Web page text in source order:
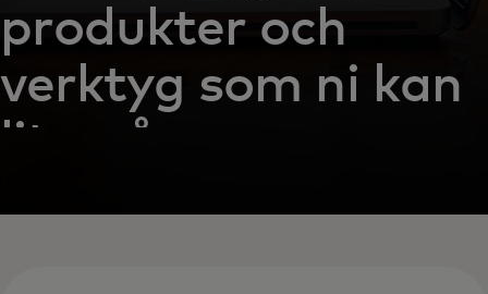
produkter och
verktyg som ni kan
lita på